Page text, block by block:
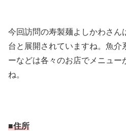
今回訪問の寿製麺よしかわさん
台と展開されていますね。魚介
ーなどは各々のお店でメニュー
ね。
■住所